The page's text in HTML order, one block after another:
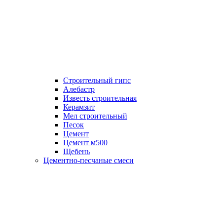
Строительный гипс
Алебастр
Известь строительная
Керамзит
Мел строительный
Песок
Цемент
Цемент м500
Щебень
Цементно-песчаные смеси